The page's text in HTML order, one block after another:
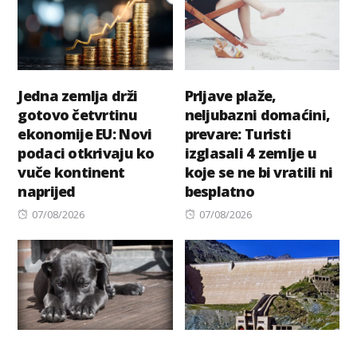
Jedna zemlja drži
gotovo četvrtinu
ekonomije EU: Novi
podaci otkrivaju ko
vuče kontinent
naprijed
Posted
07/08/2026
Prljave plaže,
neljubazni domaćini,
prevare: Turisti
izglasali 4 zemlje u
koje se ne bi vratili ni
besplatno
Posted
07/08/2026